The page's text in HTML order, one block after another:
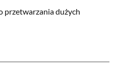
przetwarzania dużych